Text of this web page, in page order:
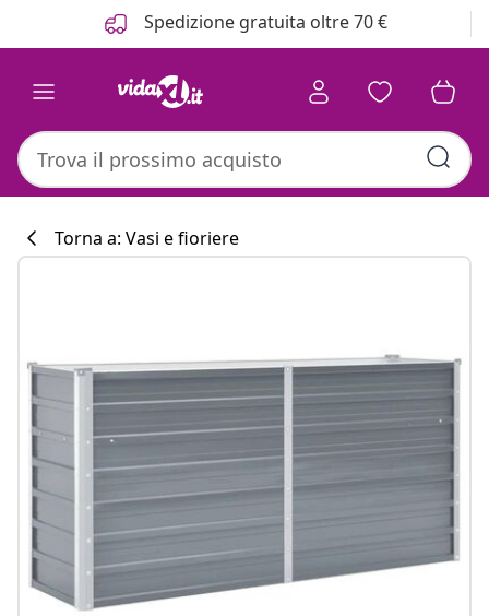
Spedizione gratuita oltre 70 €
Torna a: Vasi e fioriere